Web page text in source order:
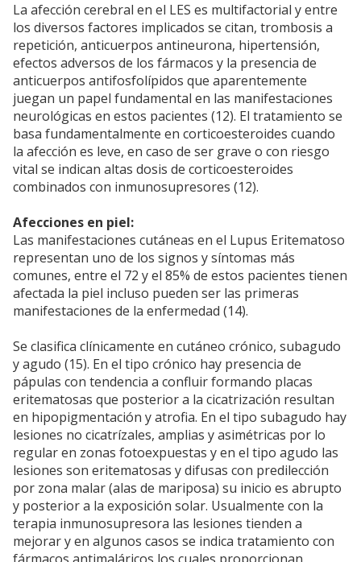
La afección cerebral en el LES es multifactorial y entre
los diversos factores implicados se citan, trombosis a
repetición, anticuerpos antineurona, hipertensión,
efectos adversos de los fármacos y la presencia de
anticuerpos antifosfolípidos que aparentemente
juegan un papel fundamental en las manifestaciones
neurológicas en estos pacientes (12). El tratamiento se
basa fundamentalmente en corticoesteroides cuando
la afección es leve, en caso de ser grave o con riesgo
vital se indican altas dosis de corticoesteroides
combinados con inmunosupresores (12).
Afecciones en piel:
Las manifestaciones cutáneas en el Lupus Eritematoso
representan uno de los signos y síntomas más
comunes, entre el 72 y el 85% de estos pacientes tienen
afectada la piel incluso pueden ser las primeras
manifestaciones de la enfermedad (14).
Se clasifica clínicamente en cutáneo crónico, subagudo
y agudo (15). En el tipo crónico hay presencia de
pápulas con tendencia a confluir formando placas
eritematosas que posterior a la cicatrización resultan
en hipopigmentación y atrofia. En el tipo subagudo hay
lesiones no cicatrízales, amplias y asimétricas por lo
regular en zonas fotoexpuestas y en el tipo agudo las
lesiones son eritematosas y difusas con predilección
por zona malar (alas de mariposa) su inicio es abrupto
y posterior a la exposición solar. Usualmente con la
terapia inmunosupresora las lesiones tienden a
mejorar y en algunos casos se indica tratamiento con